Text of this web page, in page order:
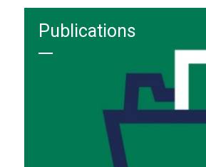
Publications